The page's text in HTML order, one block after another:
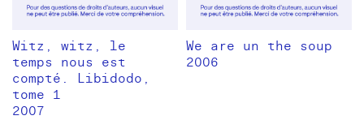
Witz, witz, le
temps nous est
compté. Libidodo,
tome 1
2007
We are un the soup
2006